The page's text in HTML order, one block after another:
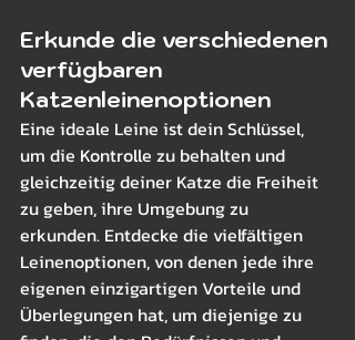
Erkunde die verschiedenen
verfügbaren
Katzenleinenoptionen
Eine ideale Leine ist dein Schlüssel,
um die Kontrolle zu behalten und
gleichzeitig deiner Katze die Freiheit
zu geben, ihre Umgebung zu
erkunden. Entdecke die vielfältigen
Leinenoptionen, von denen jede ihre
eigenen einzigartigen Vorteile und
Überlegungen hat, um diejenige zu